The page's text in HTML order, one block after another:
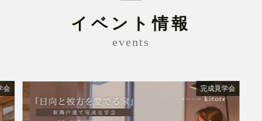
イベント情報
events
会 完成見学会